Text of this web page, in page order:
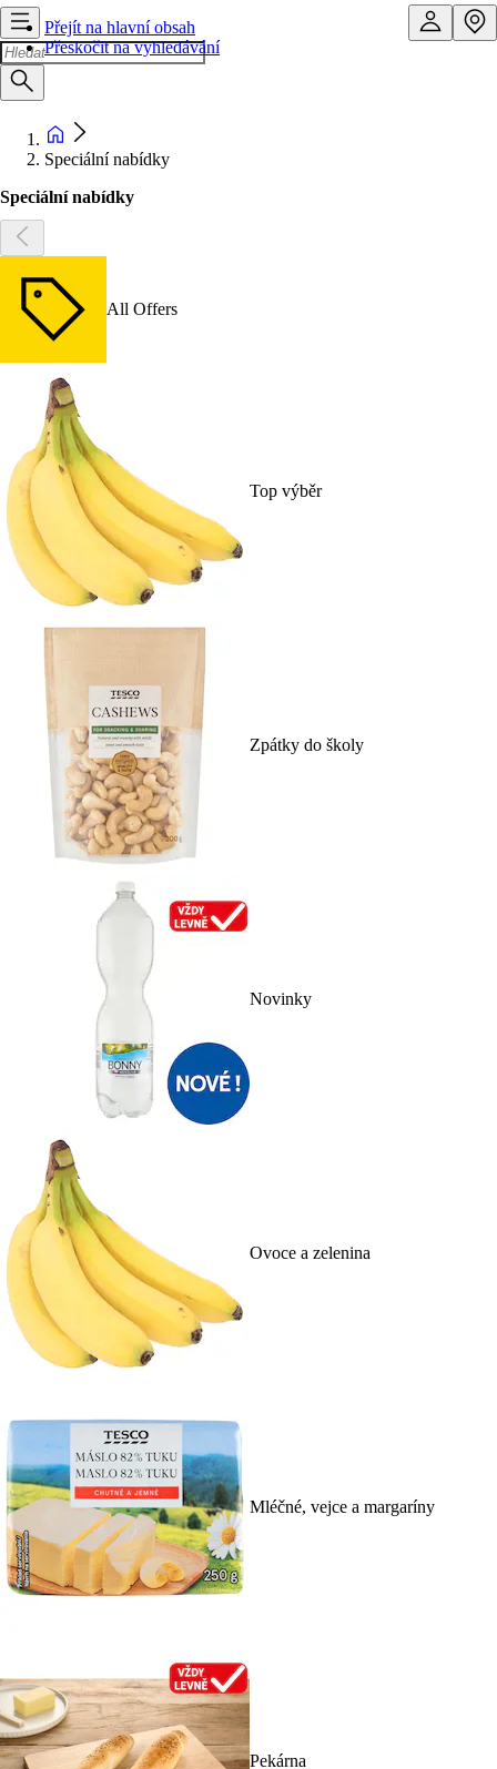
Přejít na hlavní obsah
Přeskočit na vyhledávání
Speciální nabídky
Speciální nabídky
All Offers
Top výběr
Zpátky do školy
Novinky
Ovoce a zelenina
Mléčné, vejce a margaríny
Pekárna